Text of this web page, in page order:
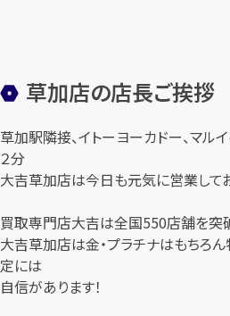
草加店の店長ご挨拶
草加駅隣接、イトーヨーカドー、マ
２分
大吉草加店は今日も元気に営業してお
買取専門店大吉は全国550店舗を突
大吉草加店は金・プラチナはもちろ
定には
自信があります！